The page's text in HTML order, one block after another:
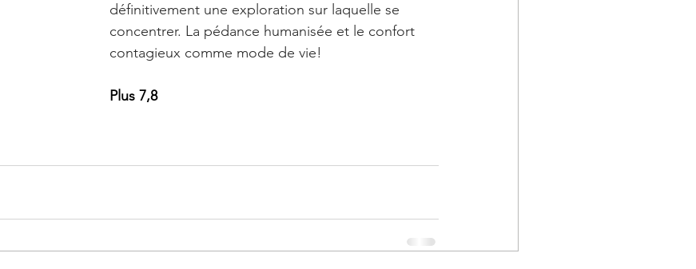
définitivement une exploration sur laquelle se
concentrer. La pédance humanisée et le confort
contagieux comme mode de vie!
Plus 7,8